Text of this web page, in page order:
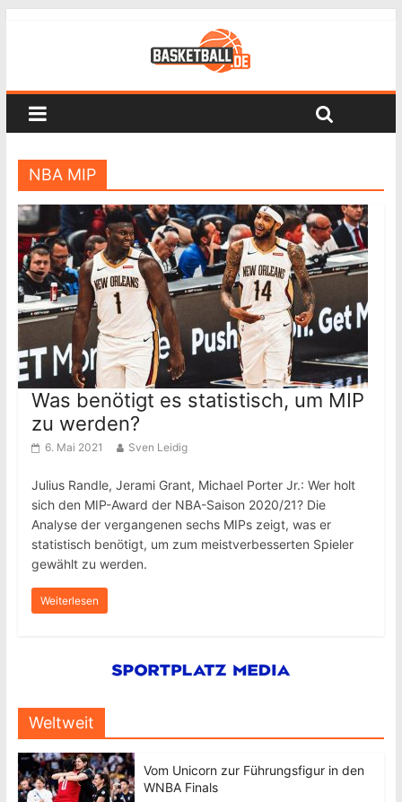
NBA MIP
Was benötigt es statistisch, um MIP
zu werden?
6. Mai 2021 Sven Leidig
Julius Randle, Jerami Grant, Michael Porter Jr.: Wer holt
sich den MIP-Award der NBA-Saison 2020/21? Die
Analyse der vergangenen sechs MIPs zeigt, was er
statistisch benötigt, um zum meistverbesserten Spieler
gewählt zu werden.
Weiterlesen
Weltweit
Vom Unicorn zur Führungsfigur in den
WNBA Finals